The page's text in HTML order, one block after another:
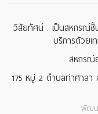
วิสัยทัศน์ : เป็นสหกรณ์ชั้
บริการด้วย
สหกรณ์
175 หมู่ 2 ตำบลท่าศาลา
พัฒน